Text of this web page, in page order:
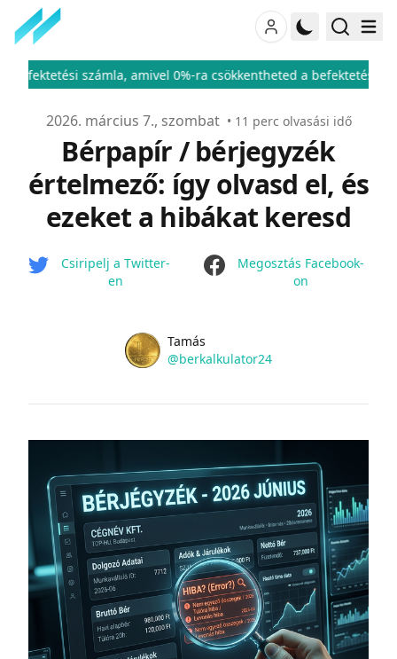
0%-ra csökkentheted a befektetési adód ♦ ÁFA kulcsok
Publikálva
2026. március 7., szombat • 11 perc olvasási idő
Bérpapír / bérjegyzék
értelmező: így olvasd el, és
ezeket a hibákat keresd
Csiripelj a Twitter-
en
facebook
Megosztás Facebook-
on
Name
Tamás
Twitter
@berkalkulator24